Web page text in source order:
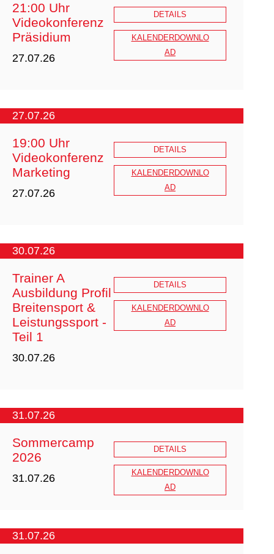
20260618_Ausschreibung_DJJV_TE
S_WIFI_Zertifizierung_neu.pdf
21:00 Uhr
Videokonferenz
Präsidium
27.07.26
DETAILS
KALENDERDOWNLO
AD
27.07.26
19:00 Uhr
Videokonferenz
Marketing
27.07.26
DETAILS
KALENDERDOWNLO
AD
30.07.26
Trainer A
Ausbildung Profil
Breitensport &
Leistungssport -
Teil 1
30.07.26
DETAILS
sbildungen_BS_LS_2026_komplett.p
df
KALENDERDOWNLO
AD
31.07.26
Sommercamp
2026
31.07.26
DETAILS
KALENDERDOWNLO
AD
31.07.26